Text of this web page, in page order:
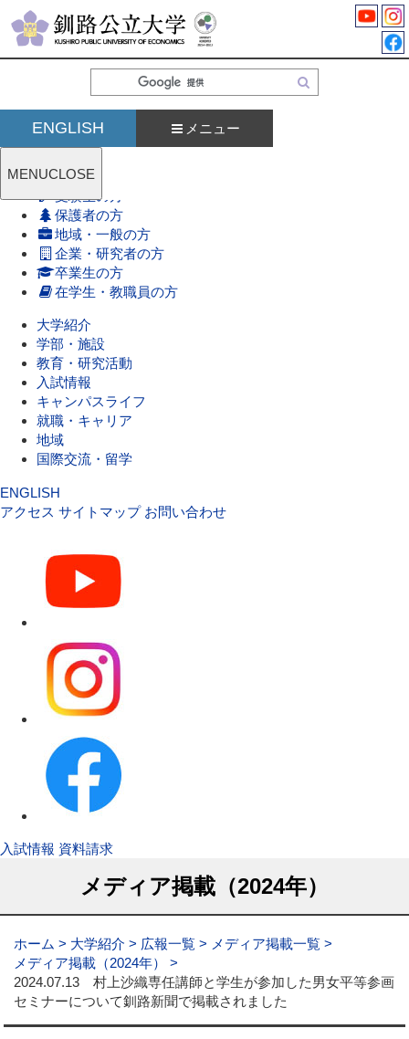
索
ENGLISH メニュー
MENUCLOSE
受験生の方
保護者の方
地域・一般の方
企業・研究者の方
卒業生の方
在学生・教職員の方
大学紹介
学部・施設
教育・研究活動
入試情報
キャンパスライフ
就職・キャリア
地域
国際交流・留学
ENGLISH
アクセス サイトマップ お問い合わせ
入試情報 資料請求
メディア掲載（2024年）
ホーム 大学紹介 広報一覧
メディア掲載一覧
メディア掲載（2024年）
2024.07.13 村上沙織専任講師と学生が参加した男女平等参画
セミナーについて釧路新聞で掲載されました